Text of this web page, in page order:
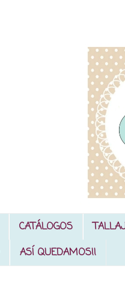
CATÁLOGOS
ASÍ QUEDAMOS!!